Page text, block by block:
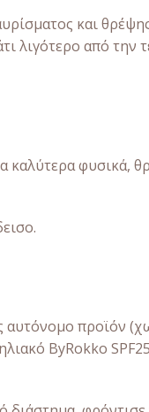
και
λιγότερο από την
καλύτερα φυσικά,
αυτόνομο προϊόν
ByRokko